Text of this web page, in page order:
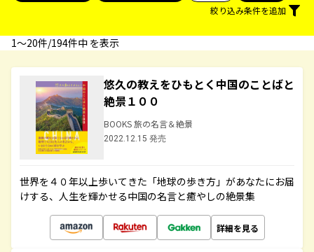
絞り込み条件を追加
1〜20件/194件中 を表示
悠久の教えをひもとく中国のことばと
絶景１００
BOOKS 旅の名言＆絶景
2022.12.15 発売
世界を４０年以上歩いてきた「地球の歩き方」があなたにお届
けする、人生を輝かせる中国の名言と癒やしの絶景集
詳細を見る